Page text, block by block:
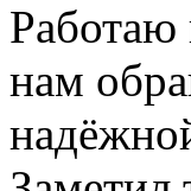
нам